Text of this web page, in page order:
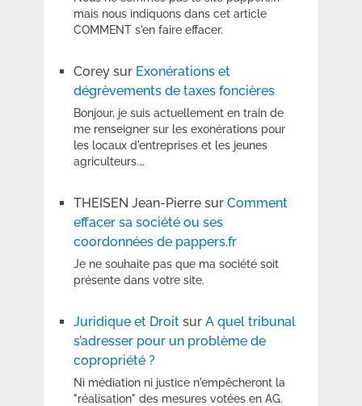
mais nous indiquons dans cet article
COMMENT s'en faire effacer.
Coreysur Exonérations et
dégrèvements de taxes foncières
Bonjour, je suis actuellement en train de
me renseigner sur les exonérations pour
les locaux d'entreprises et les jeunes
agriculteurs.…
THEISEN Jean-Pierresur Comment
effacer sa société ou ses
coordonnées de pappers.fr
Je ne souhaite pas que ma société soit
présente dans votre site.
Juridique et Droitsur A quel tribunal
s’adresser pour un problème de
copropriété ?
Ni médiation ni justice n'empêcheront la
"réalisation" des mesures votées en AG.